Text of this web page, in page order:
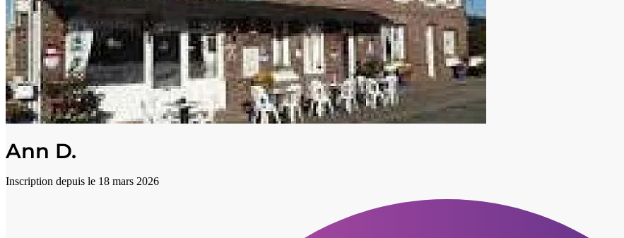
Ann D.
Inscription depuis le 18 mars 2026